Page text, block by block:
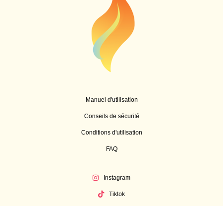
Manuel d'utilisation
Conseils de sécurité
Conditions d'utilisation
FAQ
Instagram
Tiktok